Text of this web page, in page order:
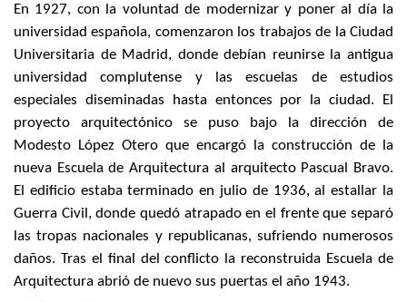
En 1927, con la voluntad de modernizar y poner al día la
universidad española, comenzaron los trabajos de la Ciudad
Universitaria de Madrid, donde debían reunirse la antigua
universidad complutense y las escuelas de estudios
especiales diseminadas hasta entonces por la ciudad. El
proyecto arquitectónico se puso bajo la dirección de
Modesto López Otero que encargó la construcción de la
nueva Escuela de Arquitectura al arquitecto Pascual Bravo.
El edificio estaba terminado en julio de 1936, al estallar la
Guerra Civil, donde quedó atrapado en el frente que separó
las tropas nacionales y republicanas, sufriendo numerosos
daños. Tras el final del conflicto la reconstruida Escuela de
Arquitectura abrió de nuevo sus puertas el año 1943.